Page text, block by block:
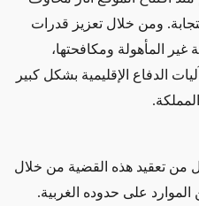
ومن خلال تعزيز قدرات
المأهولة ومكافحتها،
الدفاع الإقليمية بشكل كبير
من تعقيد هذه القضية من خلال
الموارد على حدوده الغربية.